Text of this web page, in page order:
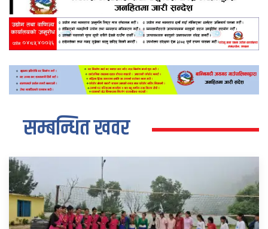
सम्बन्धित खवर